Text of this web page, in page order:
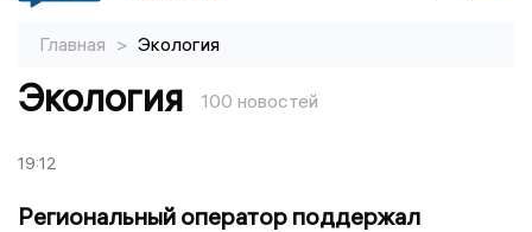
Главная > Экология
Экология 100 новостей
19:12
Региональный оператор поддержал